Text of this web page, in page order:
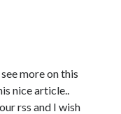
more on this
nice article..
rss and I wish